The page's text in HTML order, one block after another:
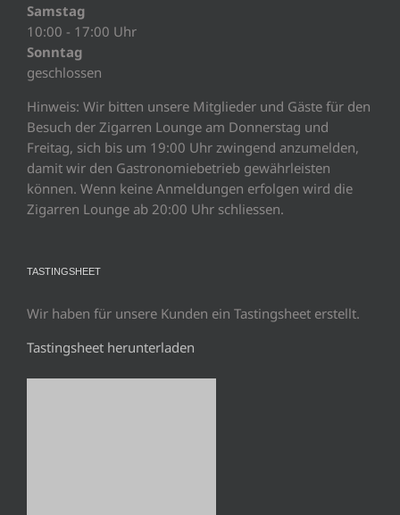
Samstag
10:00 - 17:00 Uhr
Sonntag
geschlossen
Hinweis: Wir bitten unsere Mitglieder und Gäste für den
Besuch der Zigarren Lounge am Donnerstag und
Freitag, sich bis um 19:00 Uhr zwingend anzumelden,
damit wir den Gastronomiebetrieb gewährleisten
können. Wenn keine Anmeldungen erfolgen wird die
Zigarren Lounge ab 20:00 Uhr schliessen.
TASTINGSHEET
Wir haben für unsere Kunden ein Tastingsheet erstellt.
Tastingsheet herunterladen